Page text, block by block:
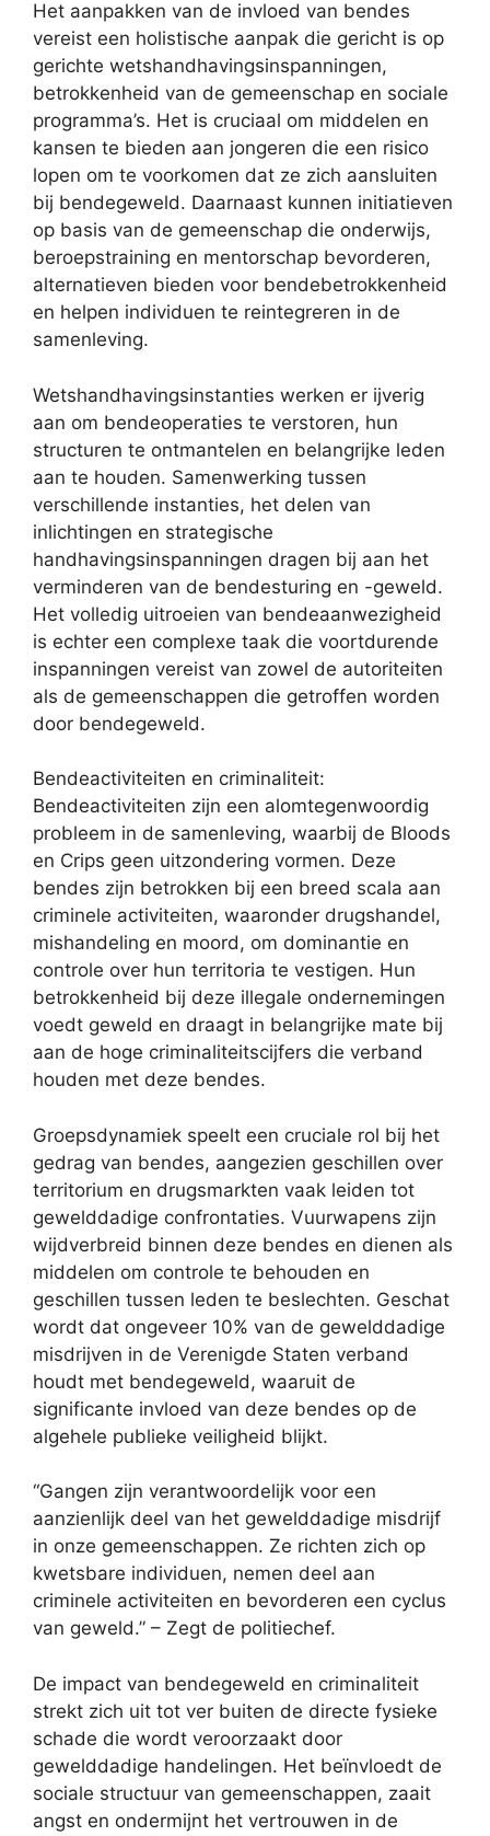
Het aanpakken van de invloed van bendes
vereist een holistische aanpak die gericht is op
gerichte wetshandhavingsinspanningen,
betrokkenheid van de gemeenschap en sociale
programma’s. Het is cruciaal om middelen en
kansen te bieden aan jongeren die een risico
lopen om te voorkomen dat ze zich aansluiten
bij bendegeweld. Daarnaast kunnen initiatieven
op basis van de gemeenschap die onderwijs,
beroepstraining en mentorschap bevorderen,
alternatieven bieden voor bendebetrokkenheid
en helpen individuen te reintegreren in de
samenleving.
Wetshandhavingsinstanties werken er ijverig
aan om bendeoperaties te verstoren, hun
structuren te ontmantelen en belangrijke leden
aan te houden. Samenwerking tussen
verschillende instanties, het delen van
inlichtingen en strategische
handhavingsinspanningen dragen bij aan het
verminderen van de bendesturing en -geweld.
Het volledig uitroeien van bendeaanwezigheid
is echter een complexe taak die voortdurende
inspanningen vereist van zowel de autoriteiten
als de gemeenschappen die getroffen worden
door bendegeweld.
Bendeactiviteiten en criminaliteit:
Bendeactiviteiten zijn een alomtegenwoordig
probleem in de samenleving, waarbij de Bloods
en Crips geen uitzondering vormen. Deze
bendes zijn betrokken bij een breed scala aan
criminele activiteiten, waaronder drugshandel,
mishandeling en moord, om dominantie en
controle over hun territoria te vestigen. Hun
betrokkenheid bij deze illegale ondernemingen
voedt geweld en draagt in belangrijke mate bij
aan de hoge criminaliteitscijfers die verband
houden met deze bendes.
Groepsdynamiek speelt een cruciale rol bij het
gedrag van bendes, aangezien geschillen over
territorium en drugsmarkten vaak leiden tot
gewelddadige confrontaties. Vuurwapens zijn
wijdverbreid binnen deze bendes en dienen als
middelen om controle te behouden en
geschillen tussen leden te beslechten. Geschat
wordt dat ongeveer 10% van de gewelddadige
misdrijven in de Verenigde Staten verband
houdt met bendegeweld, waaruit de
significante invloed van deze bendes op de
algehele publieke veiligheid blijkt.
“Gangen zijn verantwoordelijk voor een
aanzienlijk deel van het gewelddadige misdrijf
in onze gemeenschappen. Ze richten zich op
kwetsbare individuen, nemen deel aan
criminele activiteiten en bevorderen een cyclus
van geweld.” – Zegt de politiechef.
De impact van bendegeweld en criminaliteit
strekt zich uit tot ver buiten de directe fysieke
schade die wordt veroorzaakt door
gewelddadige handelingen. Het beïnvloedt de
sociale structuur van gemeenschappen, zaait
angst en ondermijnt het vertrouwen in de